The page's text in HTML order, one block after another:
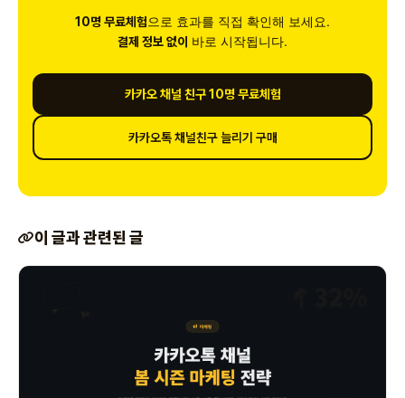
10명 무료체험으로 효과를 직접 확인해 보세요.
결제 정보 없이 바로 시작됩니다.
카카오 채널 친구 10명 무료체험
카카오톡 채널친구 늘리기 구매
이 글과 관련된 글